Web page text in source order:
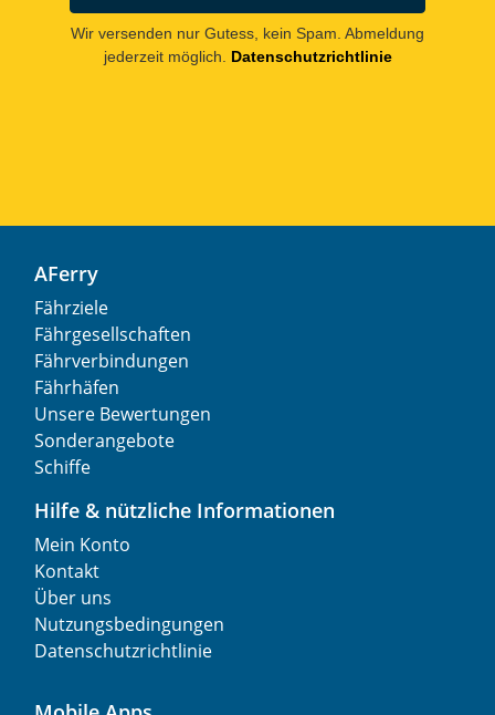
Wir versenden nur Gutess, kein Spam. Abmeldung
jederzeit möglich.
Datenschutzrichtlinie
AFerry
Fährziele
Fährgesellschaften
Fährverbindungen
Fährhäfen
Unsere Bewertungen
Sonderangebote
Schiffe
Hilfe & nützliche Informationen
Mein Konto
Kontakt
Über uns
Nutzungsbedingungen
Datenschutzrichtlinie